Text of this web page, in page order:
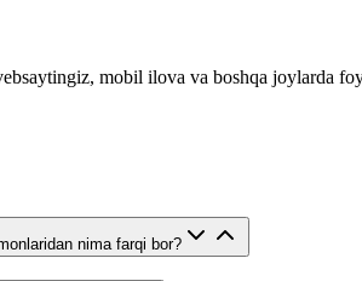
mobil ilova va boshqa joylarda
nima farqi bor?